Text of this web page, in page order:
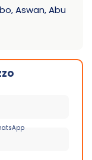
Aswan, Abu